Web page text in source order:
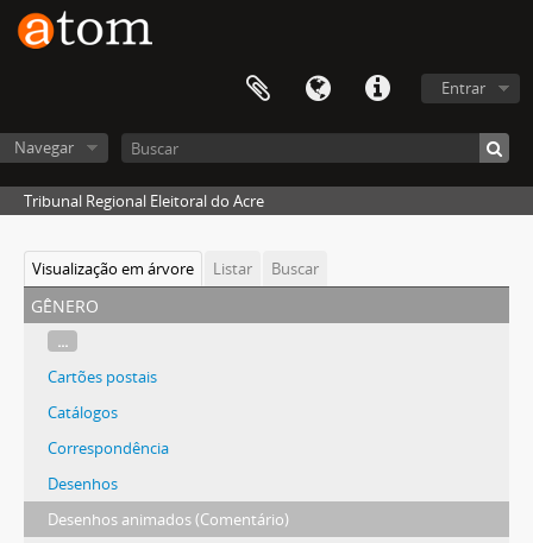
Entrar
Navegar
Tribunal Regional Eleitoral do Acre
Visualização em árvore Listar Buscar
gênero
...
Cartões postais
Catálogos
Correspondência
Desenhos
Desenhos animados (Comentário)